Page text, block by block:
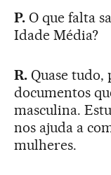
P. O que falta
Idade Média?
R. Quase tudo,
documentos
masculina.
nos ajuda a
mulheres.